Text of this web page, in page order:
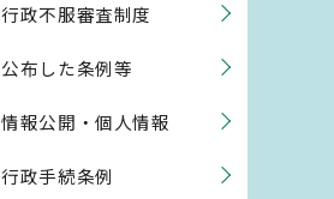
行政不服審査制度
公布した条例等
情報公開・個人情報
行政手続条例